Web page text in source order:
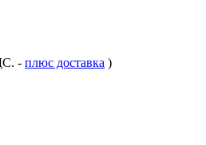
- плюс доставка )